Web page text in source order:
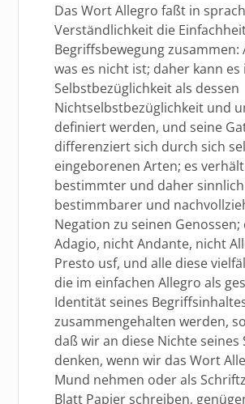
Das Wort Allegro faßt in
Verständlichkeit die
Begriffsbewegung zusammen:
was es nicht ist; daher kann
Selbstbezüglichkeit als dessen
Nichtselbstbezüglichkeit und
definiert werden, und seine
differenziert sich durch sich
eingeborenen Arten; es
bestimmter und daher sinnlich
bestimmbarer und
Negation zu seinen
Adagio, nicht Andante, nicht
Presto usf, und alle diese
die im einfachen Allegro als
Identität seines
zusammengehalten werden,
daß wir an diese Nichte seines
denken, wenn wir das Wort
Mund nehmen oder als
Blatt Papier schreiben,